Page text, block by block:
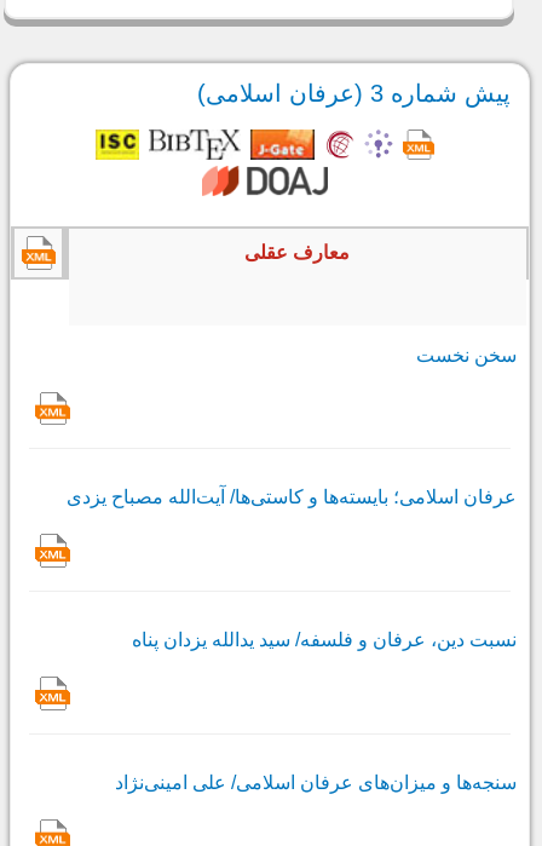
پیش شماره 3 (عرفان اسلامى)
معارف عقلی
سخن نخست
عرفان اسلامی؛ بایسته‌ها و کاستى‌ها/ آیت‌الله مصباح یزدی
نسبت دین، عرفان و فلسفه/ سید یدالله یزدان پناه
سنجه‌ها و میزان‌هاى عرفان اسلامی/ على امینى‌نژاد